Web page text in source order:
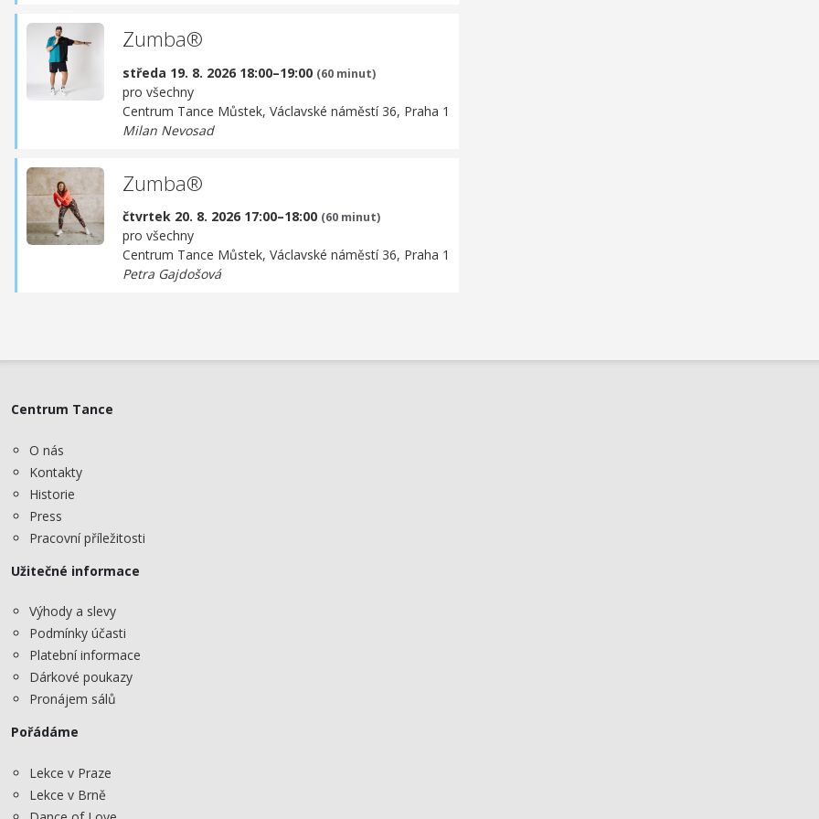
Zumba®
středa 19. 8. 2026 18:00–19:00 (60 minut)
pro všechny
Centrum Tance Můstek, Václavské náměstí 36, Praha 1
Milan Nevosad
Zumba®
čtvrtek 20. 8. 2026 17:00–18:00 (60 minut)
pro všechny
Centrum Tance Můstek, Václavské náměstí 36, Praha 1
Petra Gajdošová
Centrum Tance
O nás
Kontakty
Historie
Press
Pracovní příležitosti
Užitečné informace
Výhody a slevy
Podmínky účasti
Platební informace
Dárkové poukazy
Pronájem sálů
Pořádáme
Lekce v Praze
Lekce v Brně